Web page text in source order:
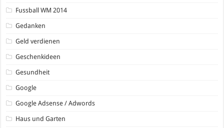
Fussball WM 2014
Gedanken
Geld verdienen
Geschenkideen
Gesundheit
Google
Google Adsense / Adwords
Haus und Garten